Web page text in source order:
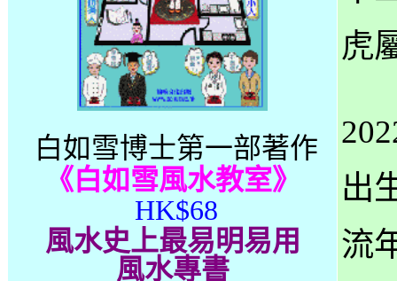
白如雪博士第一部著作
《白如雪風水教室》
HK$68
風水史上最易明易用
風水專書
虎
出
流